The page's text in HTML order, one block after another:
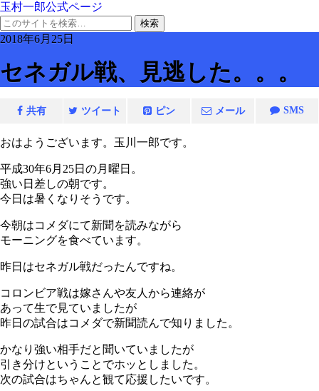
玉村一郎公式ページ
2018年6月25日
セネガル戦、見逃した。。。
共有 ツイート ピン メール SMS
おはようございます。玉川一郎です。
平成30年6月25日の月曜日。
強い日差しの朝です。
今日は暑くなりそうです。
今朝はコメダにて新聞を読みながら
モーニングを食べています。
昨日はセネガル戦だったんですね。
コロンビア戦は嫁さんや友人から連絡が
あって生で見ていましたが
昨日の試合はコメダで新聞読んで知りました。
かなり強い相手だと聞いていましたが
引き分けということでホッとしました。
次の試合はちゃんと観て応援したいです。